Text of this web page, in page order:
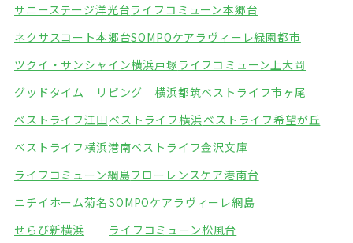
サニーステージ洋光台ライフコミューン本郷台
ネクサスコート本郷台SOMPOケアラヴィーレ緑園都市
ツクイ・サンシャイン横浜戸塚ライフコミューン上大岡
グッドタイム リビング 横浜都筑ベストライフ市ヶ尾
ベストライフ江田ベストライフ横浜ベストライフ希望が丘
ベストライフ横浜港南ベストライフ金沢文庫
ライフコミューン綱島フローレンスケア港南台
ニチイホーム菊名SOMPOケアラヴィーレ網島
せらび新横浜
ライフコミューン松風台